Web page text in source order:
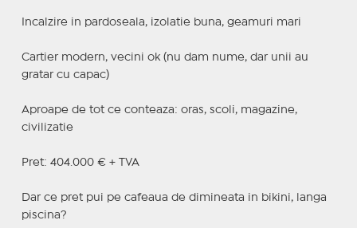
Incalzire in pardoseala, izolatie buna, geamuri mari
Cartier modern, vecini ok (nu dam nume, dar unii au
gratar cu capac)
Aproape de tot ce conteaza: oras, scoli, magazine,
civilizatie
Pret: 404.000 € + TVA
Dar ce pret pui pe cafeaua de dimineata in bikini, langa
piscina?